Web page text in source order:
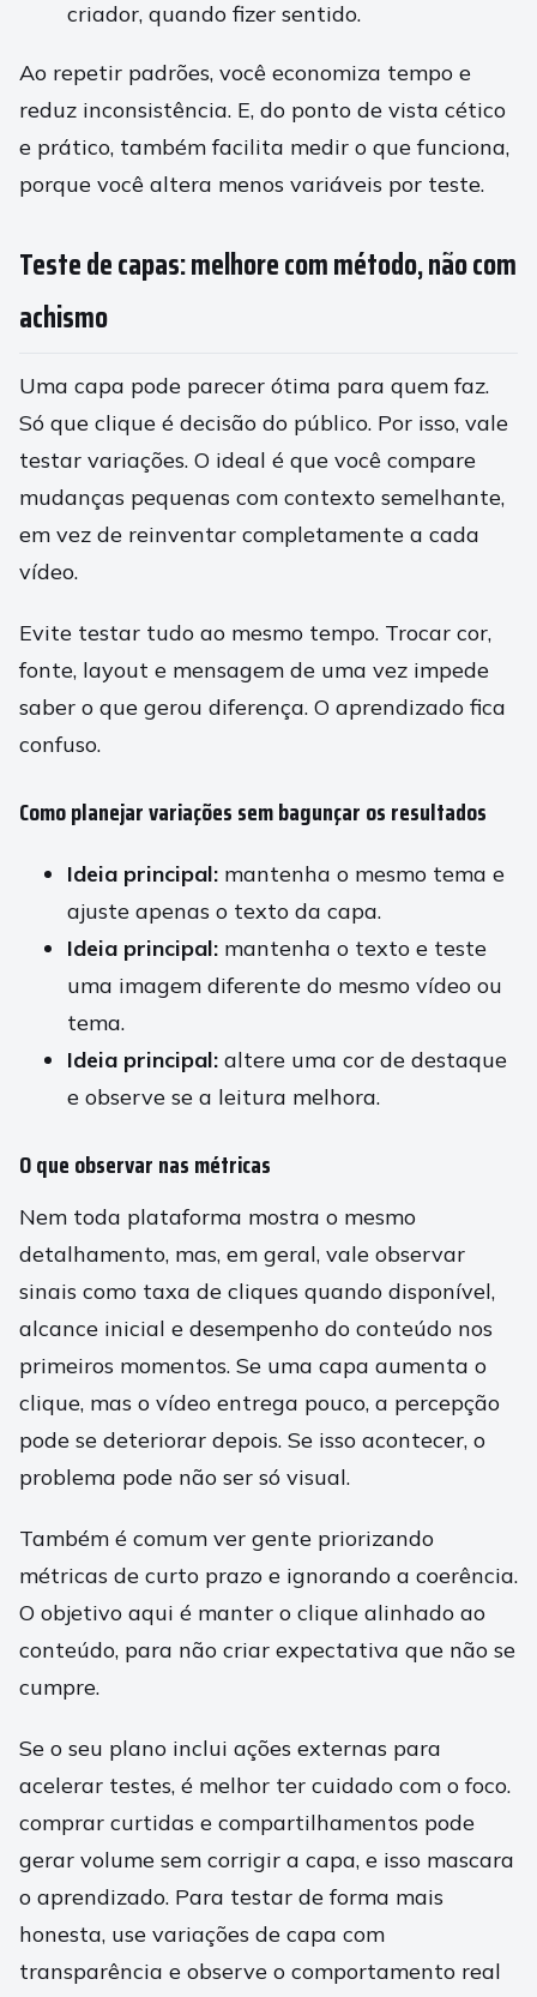
criador, quando fizer sentido.
Ao repetir padrões, você economiza tempo e
reduz inconsistência. E, do ponto de vista cético
e prático, também facilita medir o que funciona,
porque você altera menos variáveis por teste.
Teste de capas: melhore com método, não com
achismo
Uma capa pode parecer ótima para quem faz.
Só que clique é decisão do público. Por isso, vale
testar variações. O ideal é que você compare
mudanças pequenas com contexto semelhante,
em vez de reinventar completamente a cada
vídeo.
Evite testar tudo ao mesmo tempo. Trocar cor,
fonte, layout e mensagem de uma vez impede
saber o que gerou diferença. O aprendizado fica
confuso.
Como planejar variações sem bagunçar os resultados
Ideia principal: mantenha o mesmo tema e
ajuste apenas o texto da capa.
Ideia principal: mantenha o texto e teste
uma imagem diferente do mesmo vídeo ou
tema.
Ideia principal: altere uma cor de destaque
e observe se a leitura melhora.
O que observar nas métricas
Nem toda plataforma mostra o mesmo
detalhamento, mas, em geral, vale observar
sinais como taxa de cliques quando disponível,
alcance inicial e desempenho do conteúdo nos
primeiros momentos. Se uma capa aumenta o
clique, mas o vídeo entrega pouco, a percepção
pode se deteriorar depois. Se isso acontecer, o
problema pode não ser só visual.
Também é comum ver gente priorizando
métricas de curto prazo e ignorando a coerência.
O objetivo aqui é manter o clique alinhado ao
conteúdo, para não criar expectativa que não se
cumpre.
Se o seu plano inclui ações externas para
acelerar testes, é melhor ter cuidado com o foco.
comprar curtidas e compartilhamentos pode
gerar volume sem corrigir a capa, e isso mascara
o aprendizado. Para testar de forma mais
honesta, use variações de capa com
transparência e observe o comportamento real